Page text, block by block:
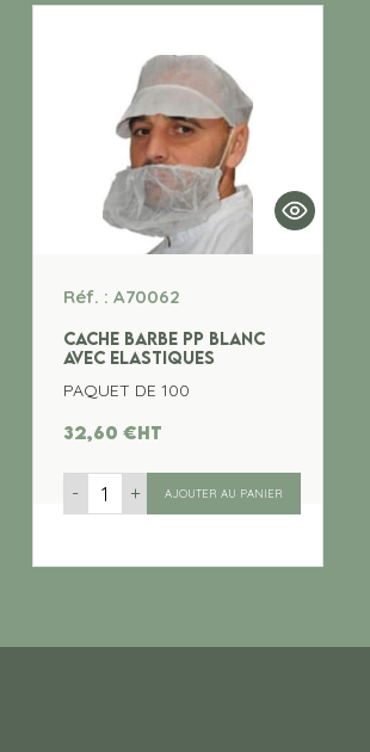
Réf. : A70062
CACHE BARBE PP BLANC
AVEC ELASTIQUES
PAQUET DE 100
32,60€ht
- + AJOUTER AU PANIER